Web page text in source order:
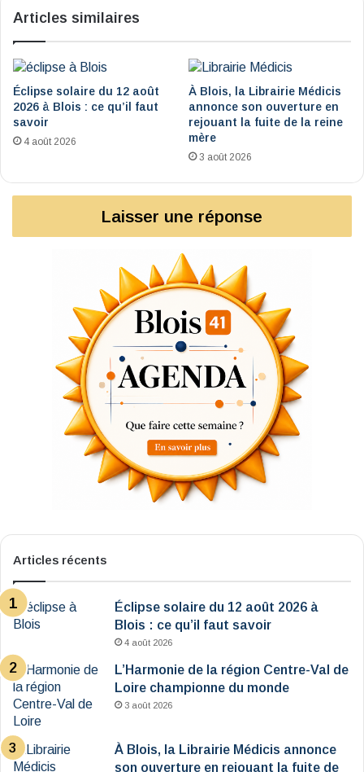
Articles similaires
Éclipse solaire du 12 août
2026 à Blois : ce qu’il faut
savoir
4 août 2026
À Blois, la Librairie Médicis
annonce son ouverture en
rejouant la fuite de la reine
mère
3 août 2026
Laisser une réponse
Articles récents
Éclipse solaire du 12 août 2026 à
Blois : ce qu’il faut savoir
4 août 2026
L’Harmonie de la région Centre-Val de
Loire championne du monde
3 août 2026
À Blois, la Librairie Médicis annonce
son ouverture en rejouant la fuite de